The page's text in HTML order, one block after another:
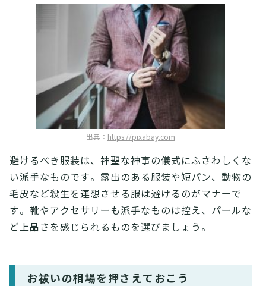
出典： https://pixabay.com
避けるべき服装は、神聖な神事の儀式にふさわしくな
い派手なものです。露出のある服装や短パン、動物の
毛皮など殺生を連想させる服は避けるのがマナーで
す。靴やアクセサリーも派手なものは控え、パールな
ど上品さを感じられるものを選びましょう。
お祓いの相場を押さえておこう